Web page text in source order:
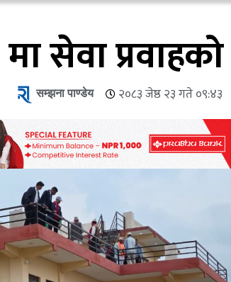
सेवा
सम्झना पाण्डेय २०८३ जेष्ठ २३ गते ०९:४३